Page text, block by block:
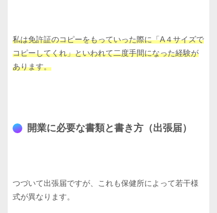
私は免許証のコピーをもっていった際に「A４サイズで
コピーしてくれ」といわれて二度手間になった経験が
あります。
開業に必要な書類と書き方（出張届）
つづいて出張届ですが、これも保健所によって若干様
式が異なります。